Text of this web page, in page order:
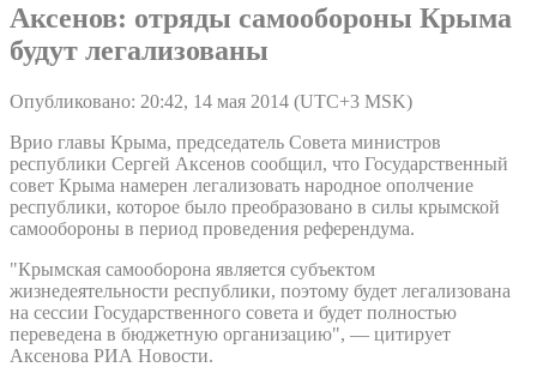
Аксенов: отряды самообороны Крыма
будут легализованы
Опубликовано: 20:42, 14 мая 2014 (UTC+3 MSK)
Врио главы Крыма, председатель Совета министров
республики Сергей Аксенов сообщил, что Государственный
совет Крыма намерен легализовать народное ополчение
республики, которое было преобразовано в силы крымской
самообороны в период проведения референдума.
"Крымская самооборона является субъектом
жизнедеятельности республики, поэтому будет легализована
на сессии Государственного совета и будет полностью
переведена в бюджетную организацию", — цитирует
Аксенова РИА Новости.